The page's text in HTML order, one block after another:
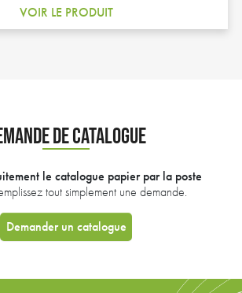
VOIR LE PRODUIT
DE CATALOGUE
le catalogue papier par la poste
tout simplement une demande.
Demander un catalogue